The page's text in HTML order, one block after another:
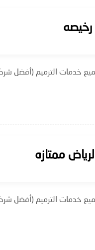
رخيصه
خدمات الترميم (أفضل
ممتازه
خدمات الترميم (أفضل